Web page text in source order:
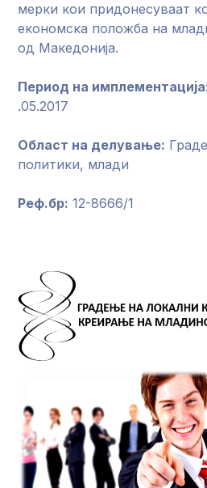
мерки кои придонесуваат
економска положба на
од Македонија.
Период на
.05.2017
Област на делување:
политики, млади
Реф.бр: 12-8666/1